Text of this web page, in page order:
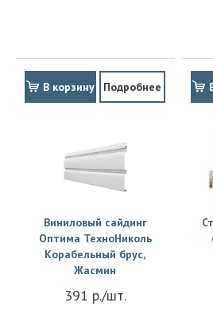
В корзину Подробнее
Виниловый сайдинг
Оптима ТехноНиколь
Корабельный брус,
Жасмин
391 р./шт.